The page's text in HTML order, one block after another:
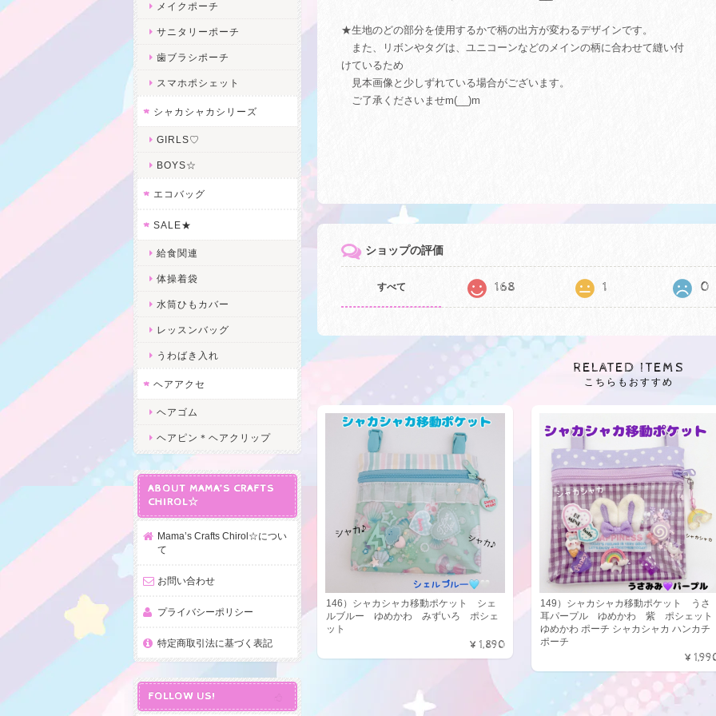
★生地のどの部分を使用するかで柄の出方が変わるデザインです。
また、リボンやタグは、ユニコーンなどのメインの柄に合わせて縫い付
けているため
見本画像と少しずれている場合がございます。
ご了承くださいませm(__)m
ショップの評価
すべて 168 1 0
RELATED ITEMS
こちらもおすすめ
146）シャカシャカ移動ポケット シェ
ルブルー ゆめかわ みずいろ ポシェ
ット
¥1,890
149）シャカシャカ移動ポケット うさ
耳パープル ゆめかわ 紫 ポシェット
ゆめかわ ポーチ シャカシャカ ハンカチ
ポーチ
メイクポーチ
サニタリーポーチ
歯ブラシポーチ
スマホポシェット
シャカシャカシリーズ
GIRLS♡
BOYS☆
エコバッグ
SALE★
給食関連
体操着袋
水筒ひもカバー
レッスンバッグ
うわばき入れ
ヘアアクセ
ヘアゴム
ヘアピン＊ヘアクリップ
ABOUT MAMA’S CRAFTS
CHIROL☆
Mama’s Crafts Chirol☆につい
て
お問い合わせ
プライバシーポリシー
特定商取引法に基づく表記
FOLLOW US!